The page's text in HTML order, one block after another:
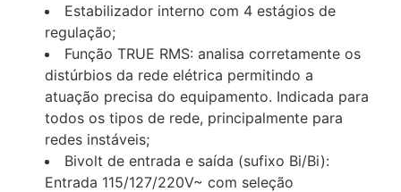
Estabilizador interno com 4 estágios de
regulação;
Função TRUE RMS: analisa corretamente os
distúrbios da rede elétrica permitindo a
atuação precisa do equipamento. Indicada para
todos os tipos de rede, principalmente para
redes instáveis;
Bivolt de entrada e saída (sufixo Bi/Bi):
Entrada 115/127/220V~ com seleção